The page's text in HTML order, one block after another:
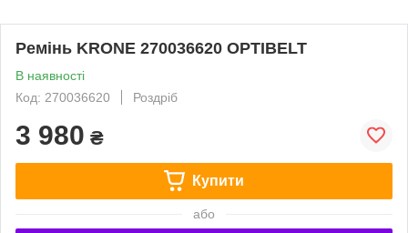
Ремінь KRONE 270036620 OPTIBELT
В наявності
Код: 270036620
Роздріб
3 980 ₴
Купити
або